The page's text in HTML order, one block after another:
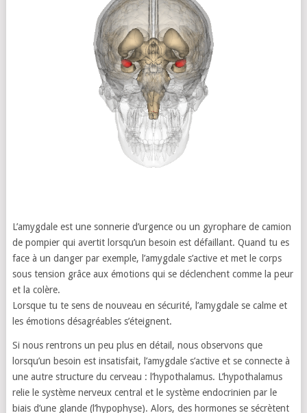
L’amygdale est une sonnerie d’urgence ou un gyrophare de camion
de pompier qui avertit lorsqu’un besoin est défaillant. Quand tu es
face à un danger par exemple, l’amygdale s’active et met le corps
sous tension grâce aux émotions qui se déclenchent comme la peur
et la colère.
Lorsque tu te sens de nouveau en sécurité, l’amygdale se calme et
les émotions désagréables s’éteignent.
Si nous rentrons un peu plus en détail, nous observons que
lorsqu’un besoin est insatisfait, l’amygdale s’active et se connecte à
une autre structure du cerveau : l’hypothalamus. L’hypothalamus
relie le système nerveux central et le système endocrinien par le
biais d’une glande (l’hypophyse). Alors, des hormones se sécrètent